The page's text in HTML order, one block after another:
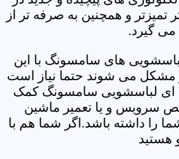
و همچنین به صرفه تر از
گیرد.
های سامسونگ با این
مشکل می شوند حتما نیاز است
ای لباسشویی سامسونگ کمک
سرویس و یا تعمیر ماشین
را داشته باشد.اگر شما هم با
هستید